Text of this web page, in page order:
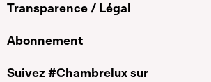
Transparence / Légal
Abonnement
Suivez #Chambrelux sur